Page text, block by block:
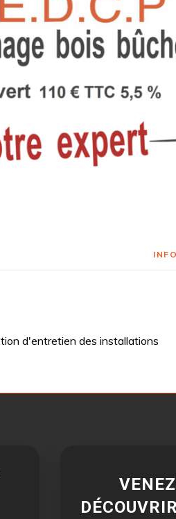
d'entretien des installations
VENEZ